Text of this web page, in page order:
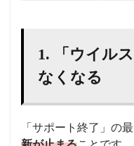
1. 「ウイル
なくなる
「サポート終了」の